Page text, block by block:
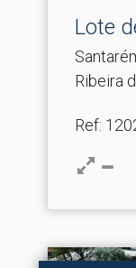
Lote
Ribeira
Ref: